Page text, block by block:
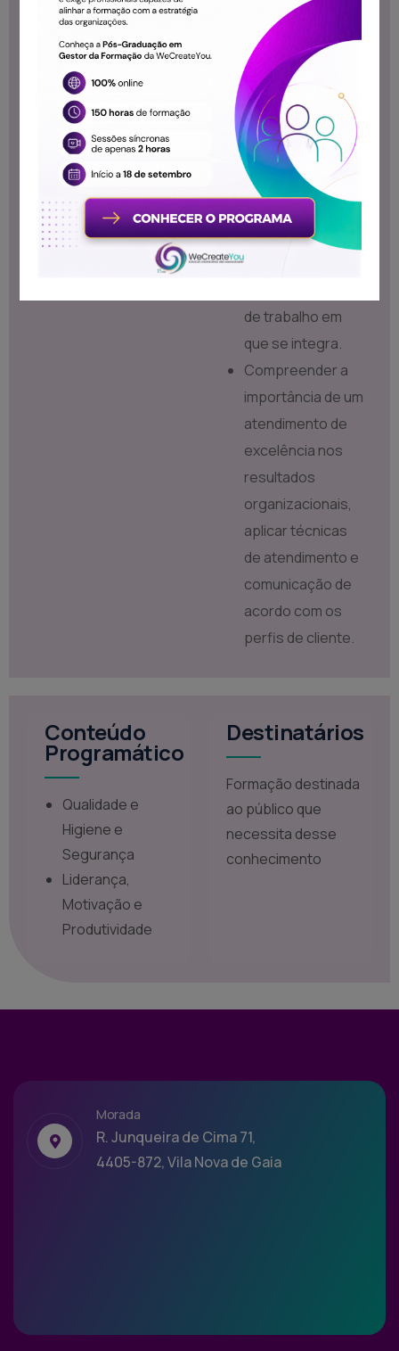
indispensável à
superação
pessoal e
profissional,
levando-o a obter
o máximo de
rendimento no
seu trabalho e
maior capacidade
de trabalho em
que se integra.
Compreender a
importância de um
atendimento de
excelência nos
resultados
organizacionais,
aplicar técnicas
de atendimento e
comunicação de
acordo com os
perfis de cliente.
Conteúdo
Programático
Qualidade e
Higiene e
Segurança
Liderança,
Motivação e
Produtividade
Destinatários
Formação destinada
ao público que
necessita desse
conhecimento
Morada
R. Junqueira de Cima 71,
4405-872, Vila Nova de Gaia